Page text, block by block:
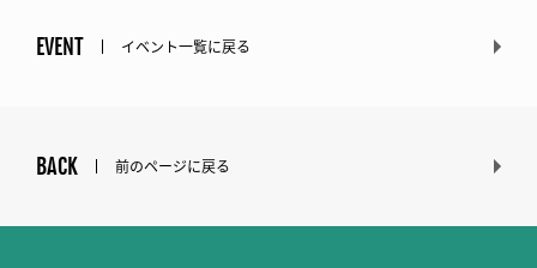
EVENT イベント一覧に戻る
BACK 前のページに戻る